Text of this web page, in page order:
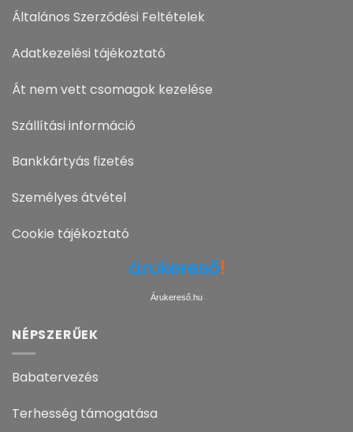
Általános Szerződési Feltételek
Adatkezelési tájékoztató
Át nem vett csomagok kezelése
Szállítási információ
Bankkártyás fizetés
Személyes átvétel
Cookie tájékoztató
Árukereső.hu
NÉPSZERŰEK
Babatervezés
Terhesség támogatása